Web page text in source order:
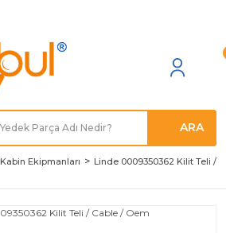
ARA
Kabin Ekipmanları Linde 0009350362 Kilit Teli /